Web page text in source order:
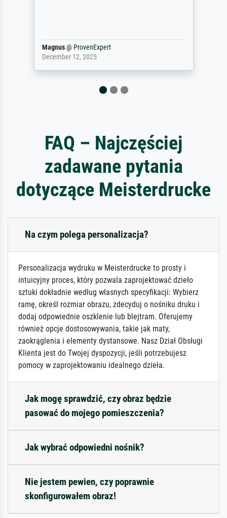
Magnus@ ProvenExpert
December 12, 2025
FAQ – Najczęściej
zadawane pytania
dotyczące Meisterdrucke
Na czym polega personalizacja?
Personalizacja wydruku w Meisterdrucke to prosty i
intuicyjny proces, który pozwala zaprojektować dzieło
sztuki dokładnie według własnych specyfikacji: Wybierz
ramę, określ rozmiar obrazu, zdecyduj o nośniku druku i
dodaj odpowiednie oszklenie lub blejtram. Oferujemy
również opcje dostosowywania, takie jak maty,
zaokrąglenia i elementy dystansowe. Nasz Dział Obsługi
Klienta jest do Twojej dyspozycji, jeśli potrzebujesz
pomocy w zaprojektowaniu idealnego dzieła.
Jak mogę sprawdzić, czy obraz będzie
pasować do mojego pomieszczenia?
Jak wybrać odpowiedni nośnik?
Nie jestem pewien, czy poprawnie
skonfigurowałem obraz!